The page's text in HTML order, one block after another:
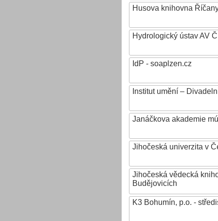
Husova knihovna
Hydrologický ústav AV
IdP - soaplzen.cz
Institut umění –
Janáčkova akademie
Jihočeská univerzita v
Jihočeská vědecká
Budějovicích
K3 Bohumín, p.o. -